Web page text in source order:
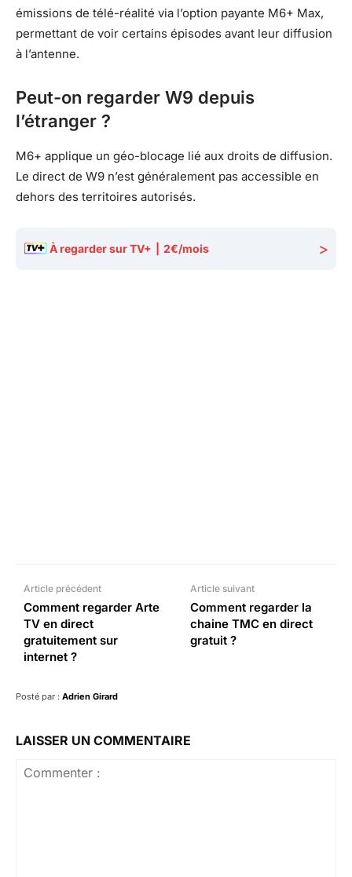
émissions de télé-réalité via l’option payante M6+ Max,
permettant de voir certains épisodes avant leur diffusion
à l’antenne.
Peut-on regarder W9 depuis
l’étranger ?
M6+ applique un géo-blocage lié aux droits de diffusion.
Le direct de W9 n’est généralement pas accessible en
dehors des territoires autorisés.
À regarder sur TV+ 2€/mois >
Article précédent
Comment regarder Arte
TV en direct
gratuitement sur
internet ?
Article suivant
Comment regarder la
chaine TMC en direct
gratuit ?
Posté par : Adrien Girard
LAISSER UN COMMENTAIRE